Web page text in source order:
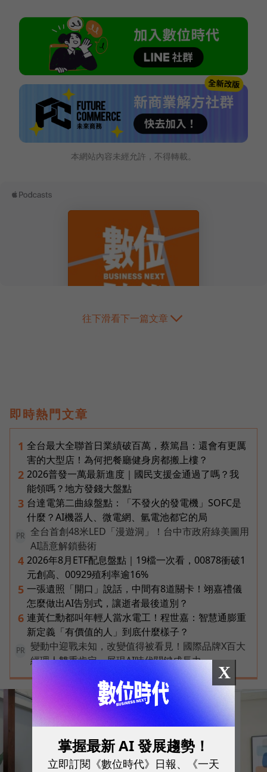
本網站內容未經允許，不得轉載。
往下滑看下一篇文章
即時熱門文章
1 全台最大全聯首日業績破百萬，蔡篤昌：還會有更厲
害的大型店！為何把餐廳健身房都搬上樓？
2 2026普發一萬最新進度｜國民支援金通過了嗎？我
能領嗎？地方發錢大盤點
3 台達電第二曲線盤點：「不發火的發電機」SOFC是
什麼？AI機器人、微電網、氫電池都它的局
PR
全台首創48米LED「漫遊洞」！台中市政府綠美圖用
AI語意解鎖藝術
4 2026年8月ETF配息盤點｜19檔一次看，00878衝破1
元創高、00929殖利率逾16%
5 一張遺照「開口」說話，中間有8道關卡！翊嘉禮儀
怎麼做出AI告別式，讓逝者最後道別？
6 連黃仁勳都叫年輕人當水電工！程世嘉：智慧通膨重
新定義「有價值的人」到底什麼樣子？
PR
變動中迎戰未知，改變值得被看見！國際品牌X百大
經理人雙重肯定，展現AI時代關鍵成長力
X
掌握最新 AI 發展趨勢！
立即訂閱《數位時代》日報、《一天